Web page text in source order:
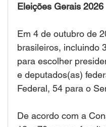
Eleições Gerais 2026
Em 4 de outubro de
brasileiros, incluindo
para escolher
e deputados(as)
Federal, 54 para o
De acordo com a